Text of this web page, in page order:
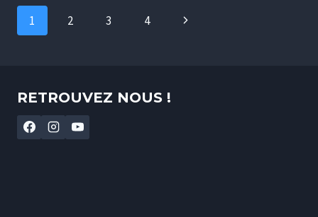
1 2 3 4
RETROUVEZ NOUS !